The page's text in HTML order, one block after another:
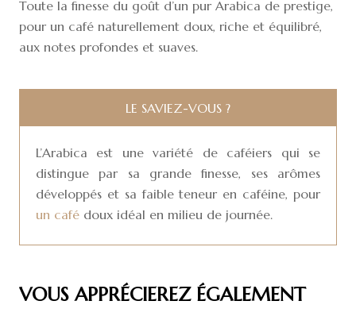
GRANO
DE
ORO
Toute la finesse du goût d’un pur Arabica de prestige,
pour un café naturellement doux, riche et équilibré,
aux notes profondes et suaves.
LE SAVIEZ-VOUS ?
L’Arabica est une variété de caféiers qui se
distingue par sa grande finesse, ses arômes
développés et sa faible teneur en caféine, pour
un café doux idéal en milieu de journée.
VOUS APPRÉCIEREZ ÉGALEMENT